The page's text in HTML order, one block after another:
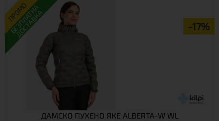
ПРОМО
-17%
БЕЗПЛАТНА
ДОСТАВКА
ДАМСКО ПУХЕНО ЯКЕ ALBERTA-W WL